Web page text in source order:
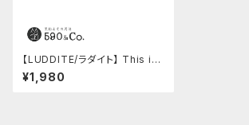
【LUDDITE/ラダイト】 This in
dustrial Hybrid Ruler (SV/T
Q)
¥1,980